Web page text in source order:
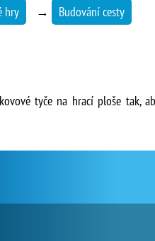
hry → Budování cesty
tyče na hrací ploše tak,